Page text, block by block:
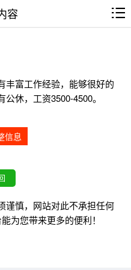
容
丰富工作经验，能够很好的
休，工资3500-4500。
信息
谨慎，网站对此不承担任何
为您带来更多的便利！